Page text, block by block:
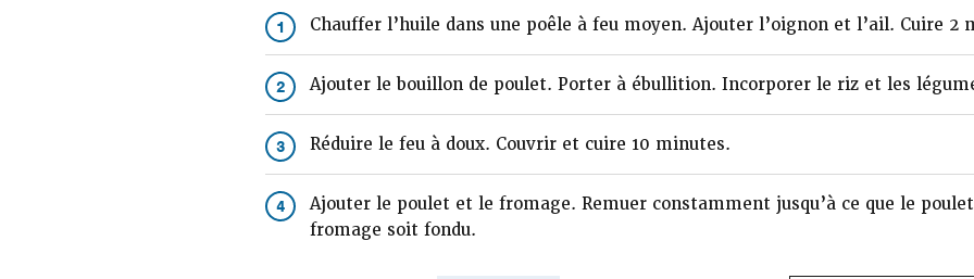
1 Chauffer l’huile dans une poêle à feu moyen. Ajouter l’oignon et l’ail. Cuire 2
2 Ajouter le bouillon de poulet. Porter à ébullition. Incorporer le riz et les
3 Réduire le feu à doux. Couvrir et cuire 10 minutes.
4
Ajouter le poulet et le fromage. Remuer constamment jusqu’à ce que le
fromage soit fondu.